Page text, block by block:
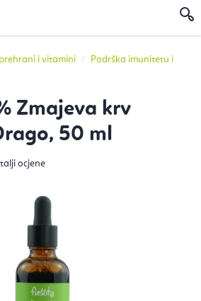
i vitamini
Podrška imunitetu i
Zmajeva krv
50 ml
ocjene